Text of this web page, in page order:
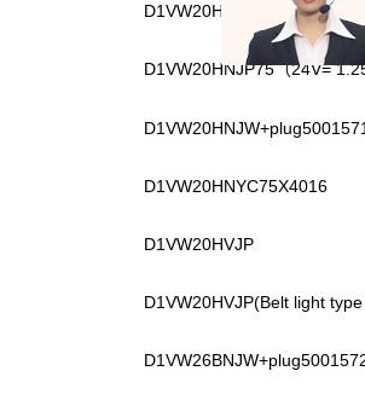
D1VW20HNJP
D1VW20HNJP75（24V=
D1VW20HNJW+plug5001571
D1VW20HNYC75X4016
D1VW20HVJP
D1VW20HVJP(Belt light